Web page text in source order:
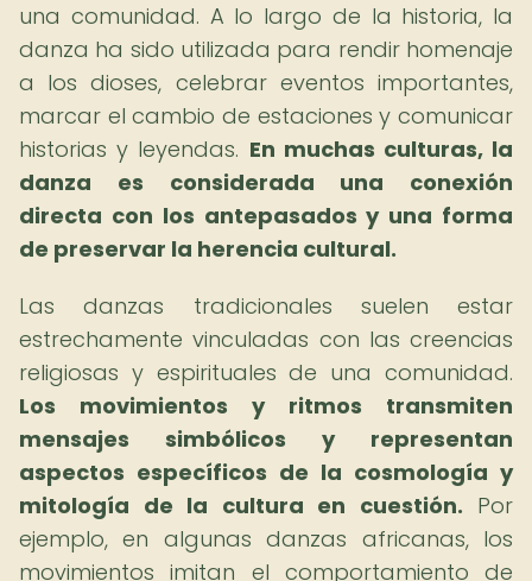
una comunidad. A lo largo de la historia, la
danza ha sido utilizada para rendir homenaje
a los dioses, celebrar eventos importantes,
marcar el cambio de estaciones y comunicar
historias y leyendas. En muchas culturas, la
danza es considerada una conexión
directa con los antepasados y una forma
de preservar la herencia cultural.
Las danzas tradicionales suelen estar
estrechamente vinculadas con las creencias
religiosas y espirituales de una comunidad.
Los movimientos y ritmos transmiten
mensajes simbólicos y representan
aspectos específicos de la cosmología y
mitología de la cultura en cuestión. Por
ejemplo, en algunas danzas africanas, los
movimientos imitan el comportamiento de